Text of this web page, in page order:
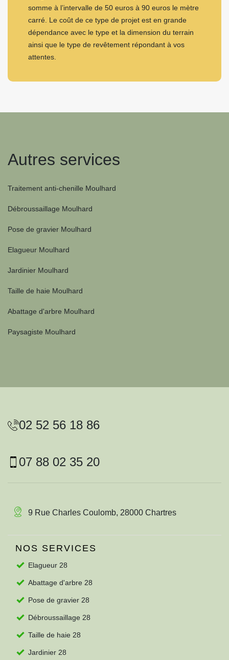
somme à l’intervalle de 50 euros à 90 euros le mètre
carré. Le coût de ce type de projet est en grande
dépendance avec le type et la dimension du terrain
ainsi que le type de revêtement répondant à vos
attentes.
Autres services
Traitement anti-chenille Moulhard
Débroussaillage Moulhard
Pose de gravier Moulhard
Elagueur Moulhard
Jardinier Moulhard
Taille de haie Moulhard
Abattage d'arbre Moulhard
Paysagiste Moulhard
02 52 56 18 86
07 88 02 35 20
9 Rue Charles Coulomb, 28000 Chartres
NOS SERVICES
Elagueur 28
Abattage d'arbre 28
Pose de gravier 28
Débroussaillage 28
Taille de haie 28
Jardinier 28